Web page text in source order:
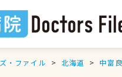
・ファイル 北海道 中富